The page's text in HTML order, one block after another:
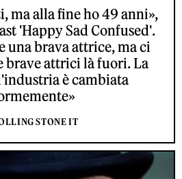
ma alla fine ho 49 anni»,
'Happy Sad Confused'.
una brava attrice, ma ci
brave attrici là fuori. La
è cambiata
STONE IT